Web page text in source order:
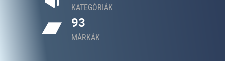
KATEGÓRIÁK
93
MÁRKÁK